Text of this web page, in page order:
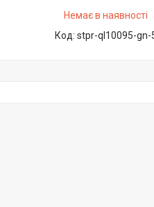
Немає в наявності
stpr-ql10095-gn-